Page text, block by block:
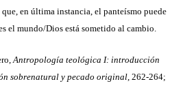
en última instancia, el panteísmo puede
el mundo/Dios está sometido al cambio.
Antropología teológica I: introducción
sobrenatural y pecado original, 262-264;